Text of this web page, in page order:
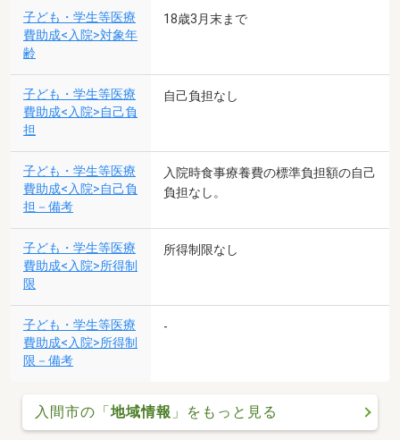
子ども・学生等医療
費助成<入院>対象年
齢
18歳3月末まで
子ども・学生等医療
費助成<入院>自己負
担
自己負担なし
子ども・学生等医療
費助成<入院>自己負
担－備考
入院時食事療養費の標準負担額の自己
負担なし。
子ども・学生等医療
費助成<入院>所得制
限
所得制限なし
子ども・学生等医療
費助成<入院>所得制
限－備考
-
入間市の「地域情報 」をもっと見る